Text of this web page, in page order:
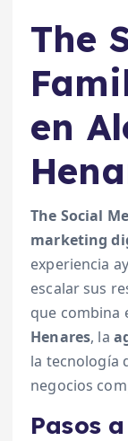
The
en
The Social
marketing
experiencia
escalar sus
que combina
Henares, la
la tecnología
negocios
Pasos